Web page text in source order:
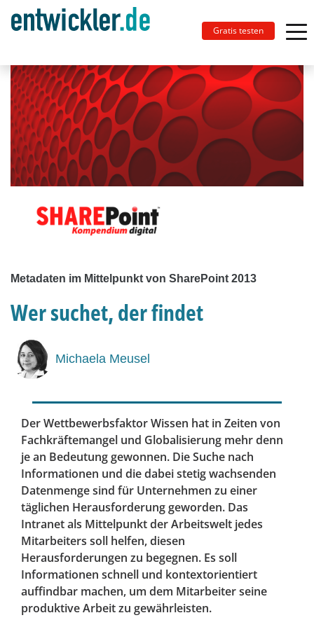
Gratis testen
Metadaten im Mittelpunkt von SharePoint 2013
Wer suchet, der findet
Michaela Meusel
Der Wettbewerbsfaktor Wissen hat in Zeiten von
Fachkräftemangel und Globalisierung mehr denn
je an Bedeutung gewonnen. Die Suche nach
Informationen und die dabei stetig wachsenden
Datenmenge sind für Unternehmen zu einer
täglichen Herausforderung geworden. Das
Intranet als Mittelpunkt der Arbeitswelt jedes
Mitarbeiters soll helfen, diesen
Herausforderungen zu begegnen. Es soll
Informationen schnell und kontextorientiert
auffindbar machen, um dem Mitarbeiter seine
produktive Arbeit zu gewährleisten.